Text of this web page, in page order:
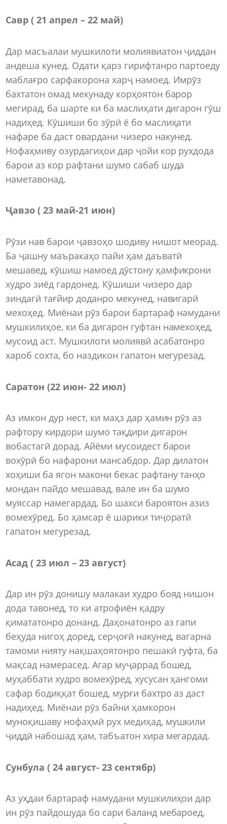
Савр ( 21 апрел – 22 май)
Дар масъалаи мушкилоти молиявиатон ҷиддан
андеша кунед. Одати қарз гирифтанро партоеду
маблағро сарфакорона харҷ намоед. Имрӯз
бахтатон омад мекунаду корҳоятон барор
мегирад, ба шарте ки ба маслиҳати дигарон гӯш
надиҳед. Кӯшиши бо зӯрӣ ё бо маслиҳати
нафаре ба даст овардани чизеро накунед.
Нофаҳмиву озурдагиҳои дар ҷойи кор рухдода
барои аз кор рафтани шумо сабаб шуда
наметавонад.
Ҷавзо ( 23 май-21 июн)
Рӯзи нав барои ҷавзоҳо шодиву нишот меорад.
Ба ҷашну маъракаҳо пайи ҳам даъватӣ
мешавед, кӯшиш намоед дӯстону ҳамфикрони
худро зиёд гардонед. Кӯшиши чизеро дар
зиндагӣ тағйир доданро мекунед, навигарӣ
мехоҳед. Миёнаи рӯз барои бартараф намудани
мушкилиҳое, ки ба дигарон гуфтан намехоҳед,
мусоид аст. Мушкилоти молиявӣ асабатонро
хароб сохта, бо наздикон гапатон мегурезад.
Саратон (22 июн- 22 июл)
Аз имкон дур нест, ки маҳз дар ҳамин рӯз аз
рафтору кирдори шумо тақдири дигарон
вобастагӣ дорад. Айёми мусоидест барои
вохӯрӣ бо нафарони мансабдор. Дар дилатон
хоҳиши ба ягон макони бекас рафтану танҳо
мондан пайдо мешавад, вале ин ба шумо
муяссар намегардад. Бо шахси бароятон азиз
вомехӯред. Бо ҳамсар ё шарики тиҷоратӣ
гапатон мегурезад.
Асад ( 23 июл – 23 август)
Дар ин рӯз донишу малакаи худро бояд нишон
дода тавонед, то ки атрофиён қадру
қимататонро донанд. Даҳонатонро аз гапи
беҳуда нигоҳ доред, серҷоғӣ накунед, вагарна
тамоми нияту нақшаҳоятонро пешакӣ гуфта, ба
мақсад намерасед. Агар муҷаррад бошед,
муҳаббати худро вомехӯред, хусусан ҳангоми
сафар бодиққат бошед, мурғи бахтро аз даст
надиҳед. Миёнаи рӯз байни ҳамкорон
муноқишаву нофаҳмӣ рух медиҳад, мушкили
ҷиддӣ набошад ҳам, табъатон хира мегардад.
Сунбула ( 24 август- 23 сентябр)
Аз уҳдаи бартараф намудани мушкилиҳои дар
ин рӯз пайдошуда бо сари баланд мебароед,